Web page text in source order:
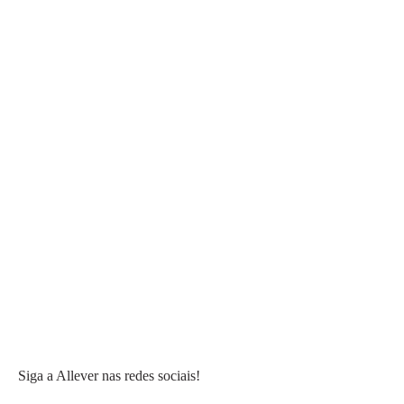
Siga a Allever nas redes sociais!